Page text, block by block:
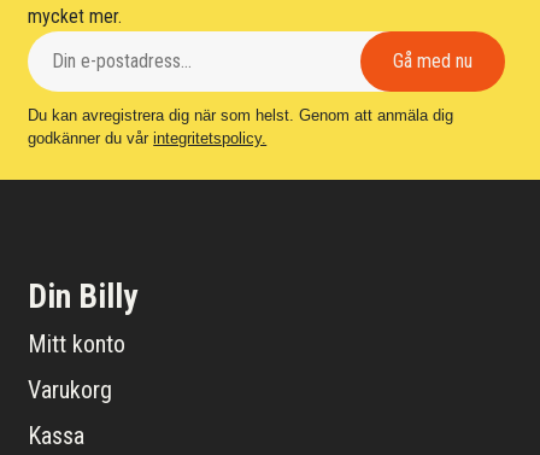
mycket mer.
Du kan avregistrera dig när som helst. Genom att anmäla dig
godkänner du vårintegritetspolicy.
Din Billy
Mitt konto
Varukorg
Kassa